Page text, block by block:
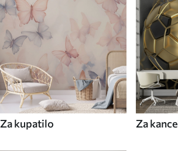
Za kupatilo Za